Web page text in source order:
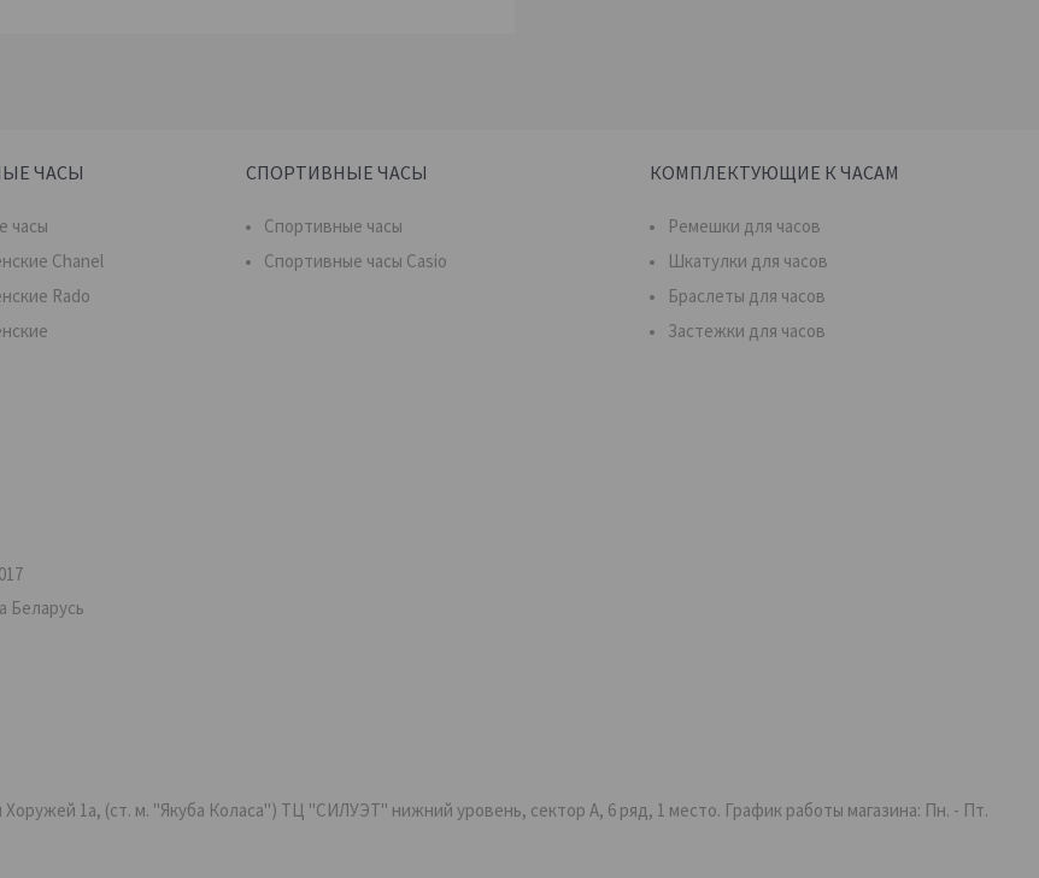
ЧАСЫ
часы
Chanel
Rado
СПОРТИВНЫЕ ЧАСЫ
Спортивные часы
Спортивные часы Casio
КОМПЛЕКТУЮЩИЕ К ЧАСАМ
Ремешки для часов
Шкатулки для часов
Браслеты для часов
Застежки для часов
Беларусь
1а, (ст. м. "Якуба Коласа") ТЦ "СИЛУЭТ" нижний уровень, сектор А, 6 ряд, 1 место. График работы магазина: Пн. - Пт.